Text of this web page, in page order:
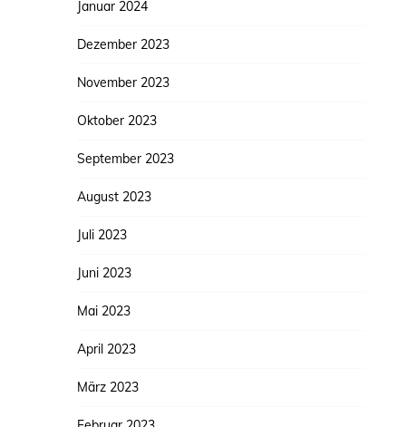
Januar 2024
Dezember 2023
November 2023
Oktober 2023
September 2023
August 2023
Juli 2023
Juni 2023
Mai 2023
April 2023
März 2023